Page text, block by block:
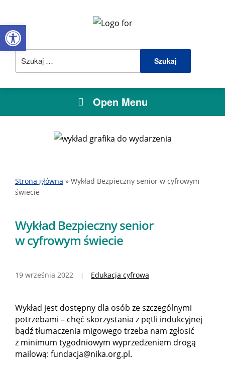
Open Menu
Strona główna » Wykład Bezpieczny senior w cyfrowym
świecie
Wykład Bezpieczny senior
w cyfrowym świecie
19 września 2022 Edukacja cyfrowa
Wykład jest dostępny dla osób ze szczególnymi
potrzebami – chęć skorzystania z pętli indukcyjnej
bądź tłumaczenia migowego trzeba nam zgłosić
z minimum tygodniowym wyprzedzeniem drogą
mailową: fundacja@nika.org.pl.
Open toolbar